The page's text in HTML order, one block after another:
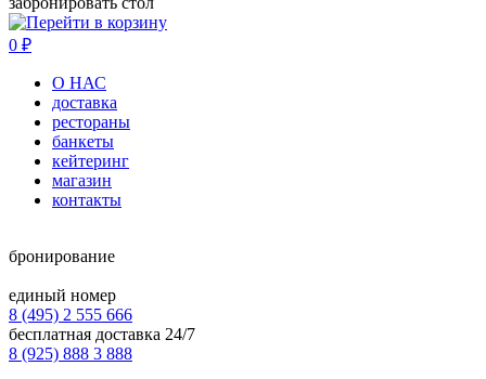
0 ₽
О НАС
доставка
рестораны
банкеты
кейтеринг
магазин
контакты
бронирование
единый номер
8 (495) 2 555 666
бесплатная доставка 24/7
8 (925) 888 3 888